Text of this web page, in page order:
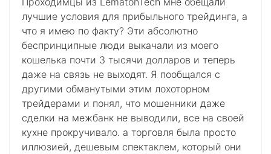
лучшие условия для прибыльного трейдинга, а
что я имею по факту? Эти абсолютно
беспринципные люди выкачали из моего
кошелька почти 3 тысячи долларов и теперь
даже на связь не выходят. Я пообщался с
другими обманутыми этим лохоторном
трейдерами и понял, что мошенники даже
сделки на межбанк не выводили, все на своей
кухне прокручивало. а торговля была просто
иллюзией, дешевым спектаклем, который они